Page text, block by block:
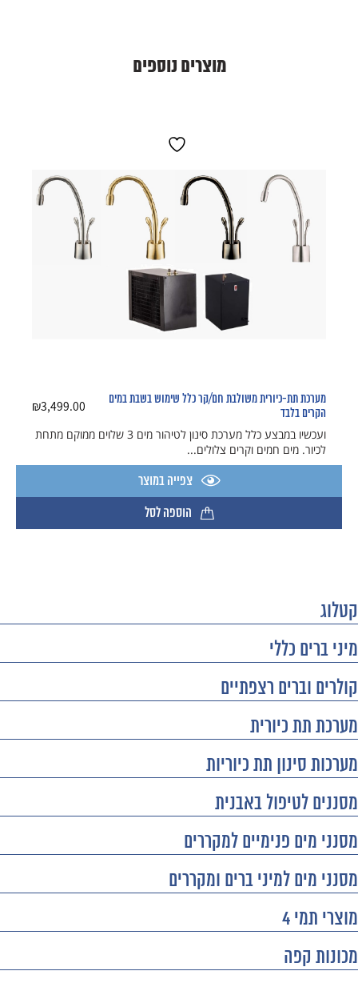
מוצרים נוספים
מערכת תת-כיורית משולבת חם/קר כלל שימוש בשבת במים
הקרים בלבד
₪3,499.00
ועכשיו במבצע כלל מערכת סינון לטיהור מים 3 שלוים ​ממוקם מתחת
לכיור. מים חמים וקרים צלולים...
צפייה במוצר
הוספה לסל
קטלוג
מיני ברים כללי
קולרים וברים רצפתיים
מערכת תת כיורית
מערכות סינון תת כיוריות
מסננים לטיפול באבנית
מסנני מים פנימיים למקררים
מסנני מים למיני ברים ומקררים
מוצרי תמי 4
מכונות קפה